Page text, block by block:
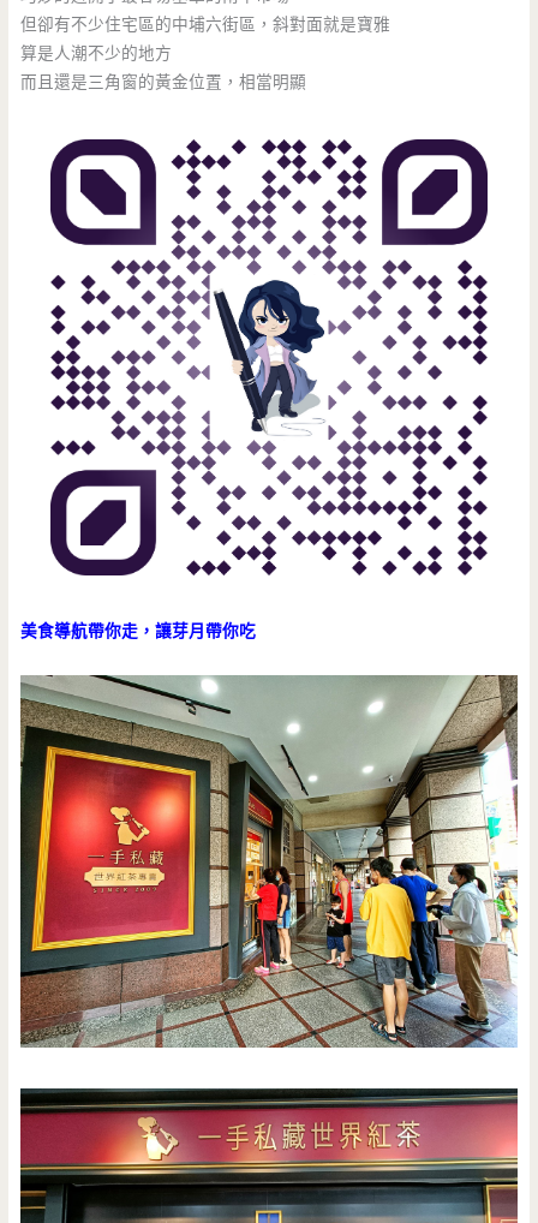
但卻有不少住宅區的中埔六街區，斜對面就是寶雅
算是人潮不少的地方
而且還是三角窗的黃金位置，相當明顯
美食導航帶你走，讓芽月帶你吃